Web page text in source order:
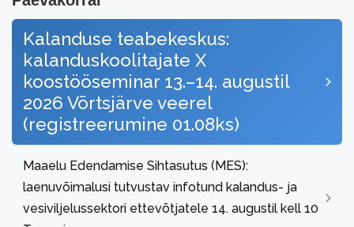
Kalanduse teabekeskus:
kalanduskoolitajate X
koostööseminar 13.–14. augustil
2026 Võrtsjärve veerel
(registreerumine 01.08ks)
Maaelu Edendamise Sihtasutus (MES):
laenuvõimalusi tutvustav infotund kalandus- ja
vesiviljelussektori ettevõtjatele 14. augustil kell 10